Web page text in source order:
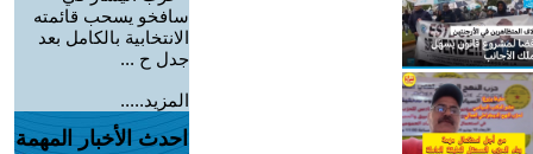
سافخو يسحب قائمته
الانتخابية بالكامل بعد
جدل ح ...
المزيد.....
احدث الأخبار المهمة